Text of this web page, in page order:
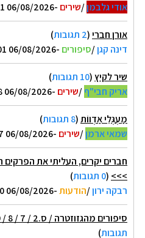
אודי גלבמן/שירים -06/08/2026 21:01
אורן חברי(2 תגובות
)
דינה קגן/סיפורים -06/08/2026 16:01
שיר לקיץ(10 תגובות
)
אריק חבי"ף/שירים -06/08/2026 15:18
מַעְגְּלֵי אַדְווֹת(8 תגובות
)
שמאי ארמן/שירים -06/08/2026 13:27
חברים יקרים, העליתי את הפרקים
>>>
(0 תגובות
)
רבקה ירון/הודעות-06/08/2026 12:20
סיפורים מהגזוזטרה / ס.2 / 7 / 8 / 9 [סוף] / בלי ניקוד.
תגובות)